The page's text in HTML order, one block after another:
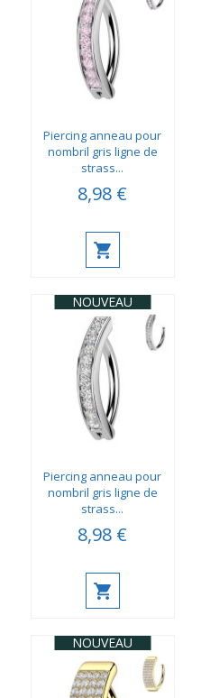
Piercing anneau pour
nombril gris ligne de
strass...
8,98 €
NOUVEAU
Piercing anneau pour
nombril gris ligne de
strass...
8,98 €
NOUVEAU